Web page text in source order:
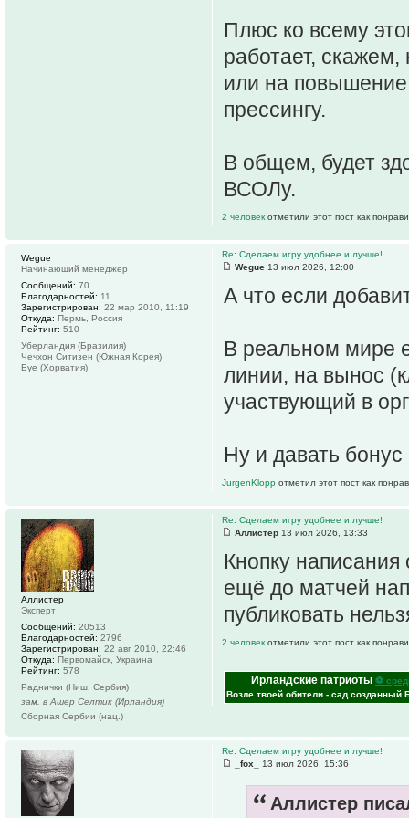
Плюс ко всему
работает,
или на
прессингу.
В общем, будет
ВСОЛу.
2 человек отметили этот пост как
Re: Сделаем игру удобнее и лучше!
Wegue 13 июл 2026, 12:00
А что если
В реальном мире
линии, на вынос
участвующий в
Ну и давать бонус
JurgenKlopp отметил этот пост как
Wegue
Начинающий менеджер
Сообщений: 70
Благодарностей: 11
Зарегистрирован: 22 мар 2010, 11:19
Откуда: Пермь, Россия
Рейтинг: 510
Уберландия (Бразилия)
Чечхон Ситизен (Южная Корея)
Буе (Хорватия)
Re: Сделаем игру удобнее и лучше!
Аллистер 13 июл 2026, 13:33
Кнопку
ещё до матчей
публиковать
2 человек отметили этот пост как
Ирландские патриоты ⚽
Возле твоей обители - сад созданный
Аллистер
Эксперт
Сообщений: 20513
Благодарностей: 2796
Зарегистрирован: 22 авг 2010, 22:46
Откуда: Первомайск, Украина
Рейтинг: 578
Раднички (Ниш, Сербия)
зам. в Ашер Селтик (Ирландия)
Сборная Сербии (нац.)
Re: Сделаем игру удобнее и лучше!
_fox_
13 июл 2026, 15:36
Аллистер